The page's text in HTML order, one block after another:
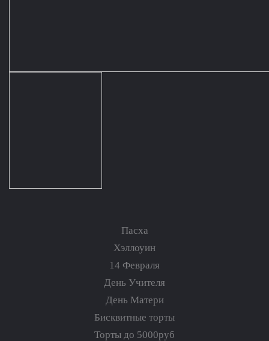
Пасха
Хэллоуин
14 Февраля
День Учителя
День Матери
Бисквитные торты
Торты до 5000руб